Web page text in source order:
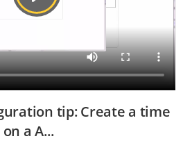
tip: Create a time
a A...